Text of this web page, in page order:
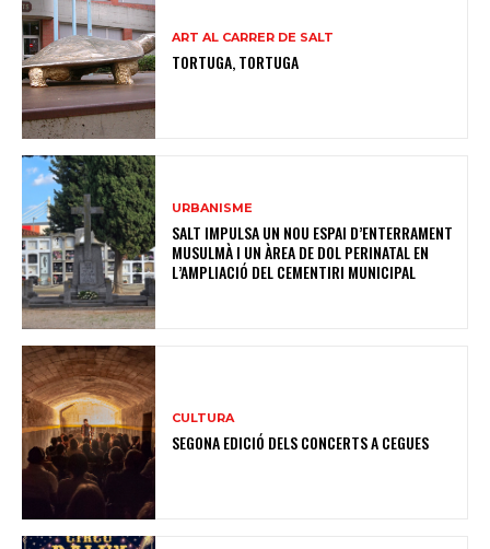
ART AL CARRER DE SALT
TORTUGA, TORTUGA
URBANISME
SALT IMPULSA UN NOU ESPAI D’ENTERRAMENT
MUSULMÀ I UN ÀREA DE DOL PERINATAL EN
L’AMPLIACIÓ DEL CEMENTIRI MUNICIPAL
CULTURA
SEGONA EDICIÓ DELS CONCERTS A CEGUES